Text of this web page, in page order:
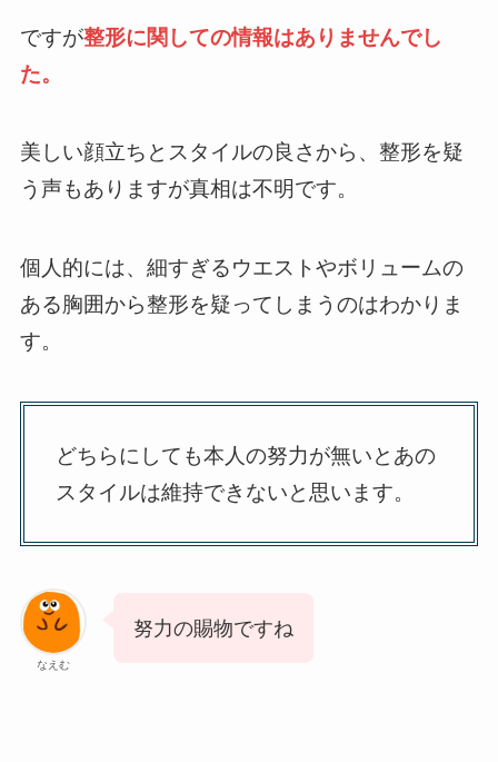
ですが整形に関しての情報はありませんでし
た。
美しい顔立ちとスタイルの良さから、整形を疑
う声もありますが真相は不明です。
個人的には、細すぎるウエストやボリュームの
ある胸囲から整形を疑ってしまうのはわかりま
す。
どちらにしても本人の努力が無いとあの
スタイルは維持できないと思います。
なえむ
努力の賜物ですね